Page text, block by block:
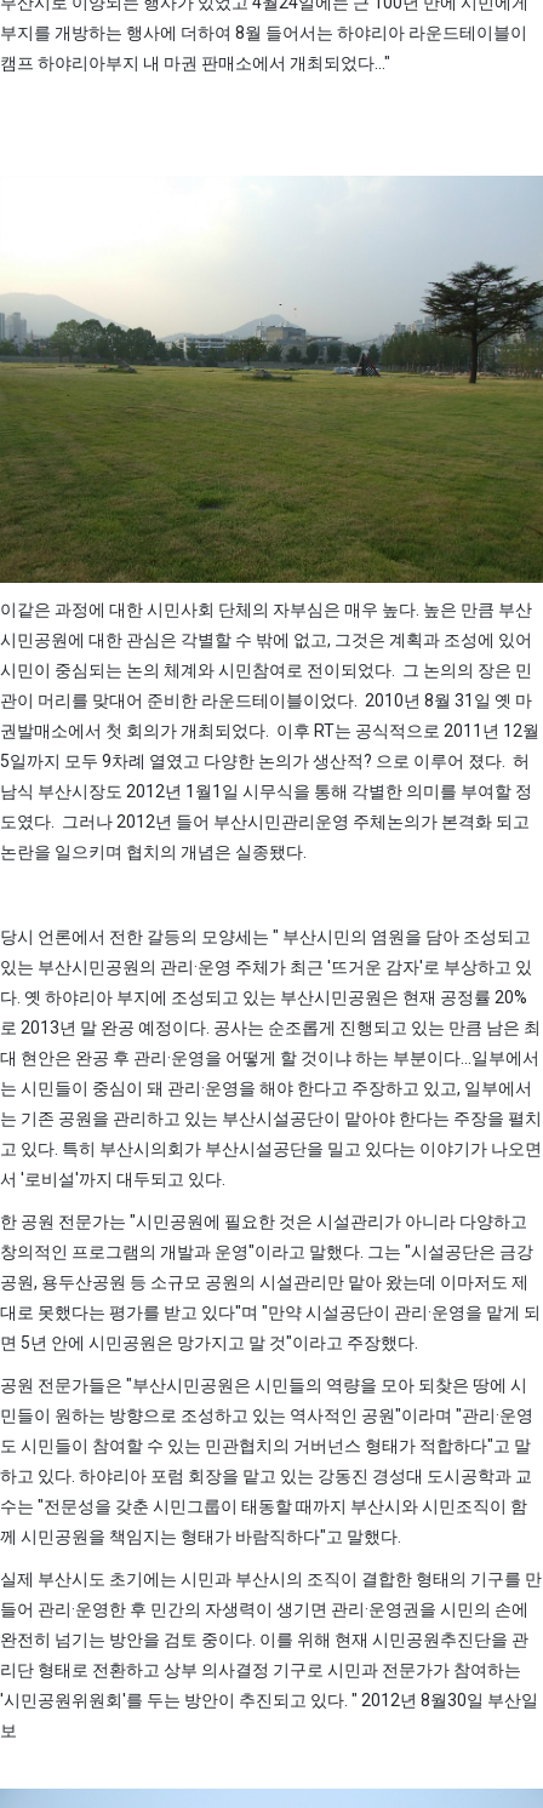
부지를 개방하는 행사에 더하여 8월 들어서는 하야리아 라운드테이블이
캠프 하야리아부지 내 마권 판매소에서 개최되었다..."
이같은 과정에 대한 시민사회 단체의 자부심은 매우 높다. 높은 만큼 부산
시민공원에 대한 관심은 각별할 수 밖에 없고, 그것은 계획과 조성에 있어
시민이 중심되는 논의 체계와 시민참여로 전이되었다. 그 논의의 장은 민
관이 머리를 맞대어 준비한 라운드테이블이었다. 2010년 8월 31일 옛 마
권발매소에서 첫 회의가 개최되었다. 이후 RT는 공식적으로 2011년 12월
5일까지 모두 9차례 열였고 다양한 논의가 생산적? 으로 이루어 졌다. 허
남식 부산시장도 2012년 1월1일 시무식을 통해 각별한 의미를 부여할 정
도였다. 그러나 2012년 들어 부산시민관리운영 주체논의가 본격화 되고
논란을 일으키며 협치의 개념은 실종됐다.
당시 언론에서 전한 갈등의 모양세는 " 부산시민의 염원을 담아 조성되고
있는 부산시민공원의 관리·운영 주체가 최근 '뜨거운 감자'로 부상하고 있
다. 옛 하야리아 부지에 조성되고 있는 부산시민공원은 현재 공정률 20%
로 2013년 말 완공 예정이다. 공사는 순조롭게 진행되고 있는 만큼 남은 최
대 현안은 완공 후 관리·운영을 어떻게 할 것이냐 하는 부분이다...일부에서
는 시민들이 중심이 돼 관리·운영을 해야 한다고 주장하고 있고, 일부에서
는 기존 공원을 관리하고 있는 부산시설공단이 맡아야 한다는 주장을 펼치
고 있다. 특히 부산시의회가 부산시설공단을 밀고 있다는 이야기가 나오면
서 '로비설'까지 대두되고 있다.
한 공원 전문가는 "시민공원에 필요한 것은 시설관리가 아니라 다양하고
창의적인 프로그램의 개발과 운영"이라고 말했다. 그는 "시설공단은 금강
공원, 용두산공원 등 소규모 공원의 시설관리만 맡아 왔는데 이마저도 제
대로 못했다는 평가를 받고 있다"며 "만약 시설공단이 관리·운영을 맡게 되
면 5년 안에 시민공원은 망가지고 말 것"이라고 주장했다.
공원 전문가들은 "부산시민공원은 시민들의 역량을 모아 되찾은 땅에 시
민들이 원하는 방향으로 조성하고 있는 역사적인 공원"이라며 "관리·운영
도 시민들이 참여할 수 있는 민관협치의 거버넌스 형태가 적합하다"고 말
하고 있다. 하야리아 포럼 회장을 맡고 있는 강동진 경성대 도시공학과 교
수는 "전문성을 갖춘 시민그룹이 태동할 때까지 부산시와 시민조직이 함
께 시민공원을 책임지는 형태가 바람직하다"고 말했다.
실제 부산시도 초기에는 시민과 부산시의 조직이 결합한 형태의 기구를 만
들어 관리·운영한 후 민간의 자생력이 생기면 관리·운영권을 시민의 손에
완전히 넘기는 방안을 검토 중이다. 이를 위해 현재 시민공원추진단을 관
리단 형태로 전환하고 상부 의사결정 기구로 시민과 전문가가 참여하는
'시민공원위원회'를 두는 방안이 추진되고 있다. " 2012년 8월30일 부산일
보